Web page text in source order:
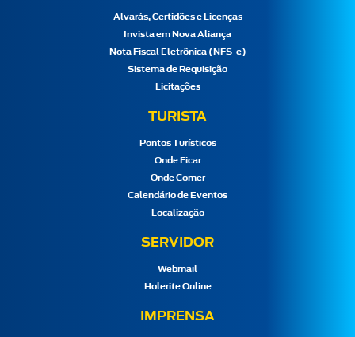
Alvarás, Certidões e Licenças
Invista em Nova Aliança
Nota Fiscal Eletrônica (NFS-e)
Sistema de Requisição
Licitações
TURISTA
Pontos Turísticos
Onde Ficar
Onde Comer
Calendário de Eventos
Localização
SERVIDOR
Webmail
Holerite Online
IMPRENSA